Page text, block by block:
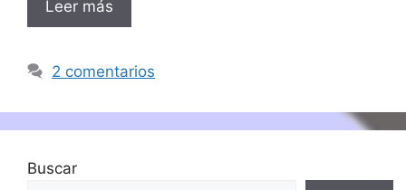
Leer más
2 comentarios
Buscar